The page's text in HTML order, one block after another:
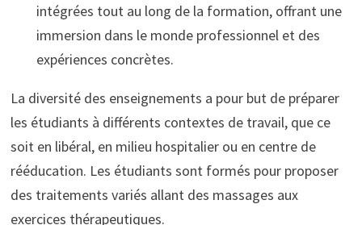
intégrées tout au long de la formation, offrant une
immersion dans le monde professionnel et des
expériences concrètes.
La diversité des enseignements a pour but de préparer
les étudiants à différents contextes de travail, que ce
soit en libéral, en milieu hospitalier ou en centre de
rééducation. Les étudiants sont formés pour proposer
des traitements variés allant des massages aux
exercices thérapeutiques.